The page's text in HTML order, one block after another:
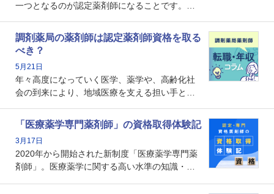
一つとなるのが認定薬剤師になることです。し
という声を聞いたことがあるかもしれません。
本記事では、認定薬剤師が「意味ない」といわ
れる理由や、取得するメリット、年収・キャリ
アへの影響を解説します。
調剤薬局の薬剤師は認定薬剤師資格を取る
べき？
5月21日
年々高度になっていく医学、薬学や、高齢化社
会の到来により、地域医療を支える担い手とし
で、重要度が増しているのが認定薬剤師という
資格です。認定薬剤師とはいったいどんな資格
なのでしょうか。それを取得するとどのような
メリットがあるのでしょうか。
「医療薬学専門薬剤師」の資格取得体験記
3月17日
2020年から開始された新制度「医療薬学専門薬
剤師」。医療薬学に関する高い水準の知識・技